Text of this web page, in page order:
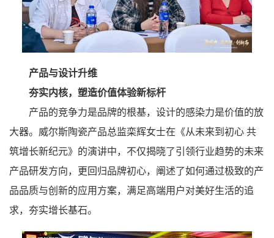
产品与设计升维
夯实内核，塑造价值体验新标杆
产品的竞争力是品牌的根基，设计的感染力是价值的放
大器。威尔斯陶瓷产品总监栾辉女士在《从未来到初心 共
筑增长新纪元》的演讲中，不仅揭晓了引领行业趋势的未来
产品研发方向，更回归品牌初心，阐述了如何通过极致的产
品品质与创新的应用方案，满足高端用户对美好生活的追
求，夯实增长基石。